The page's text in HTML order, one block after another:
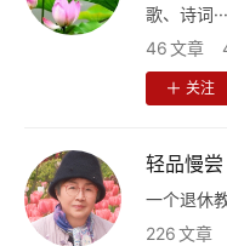
歌、诗词
46文章
关注
轻品慢尝
一个退休
226文章